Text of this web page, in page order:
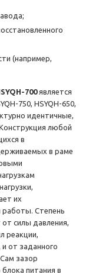
(например,
700является
750, HSYQH-650,
идентичные,
любой
в
в раме
их
работы. Степень
силы давления,
реакции,
от заданного
зазор
питания в